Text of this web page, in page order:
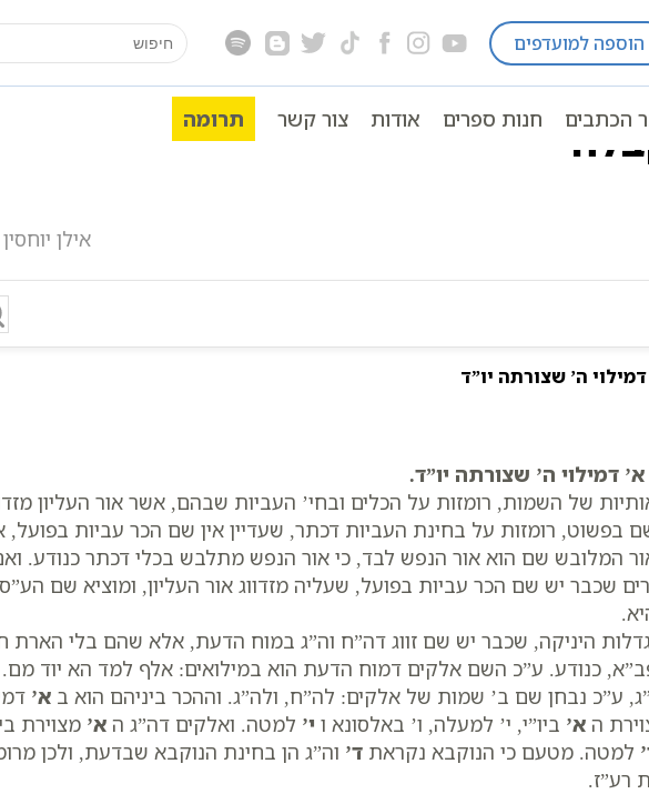
הוספה למועדפים Search
for:
הכתבים חנות ספרים אודות צור קשר תרומה
ספרי קבלה ספריית קבלה מילון מונחים למושגי קבלה
אילן
ה’ שצורתה יו”ד
א’ דמילוי ה’ שצורתה יו”ד.
של השמות, רומזות על הכלים ובחי’ העביות שבהם, אשר אור העליון
בפשוט, רומזות על בחינת העביות דכתר, שעדיין אין שם הכר עביות
המלובש שם הוא אור הנפש לבד, כי אור הנפש מתלבש בכלי דכתר כנודע.
שכבר יש שם הכר עביות בפועל, שעליה מזדווג אור העליון, ומוציא שם
היניקה, שכבר יש שם זווג דה”ח וה”ג במוח הדעת, אלא שהם בלי
כנודע. ע”כ השם אלקים דמוח הדעת הוא במילואים: אלף למד הא יוד
ע”כ נבחן שם ב’ שמות של אלקים: לה”ח, ולה”ג. וההכר ביניהם הוא ב א’
ה א’ ביו”י, י’ למעלה, ו’ באלסונא ו י’ למטה. ואלקים דה”ג ה א’ מצוירת
למטה. מטעם כי הנוקבא נקראת ד’ וה”ג הן בחינת הנוקבא שבדעת, ולכן
רע”ז.